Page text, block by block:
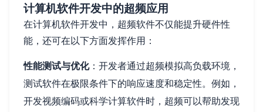
计算机软件开发中的超频应用
在计算机软件开发中，超频软件不仅能提升硬件性
能，还可在以下方面发挥作用：
性能测试与优化：开发者通过超频模拟高负载环境，
测试软件在极限条件下的响应速度和稳定性。例如，
开发视频编码或科学计算软件时，超频可以帮助发现